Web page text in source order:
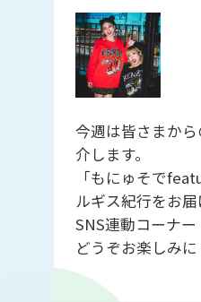
今週は皆さまか
介します。
「もにゅそで
ルギス紀行をお
SNS連動コーナー
どうぞお楽しみに